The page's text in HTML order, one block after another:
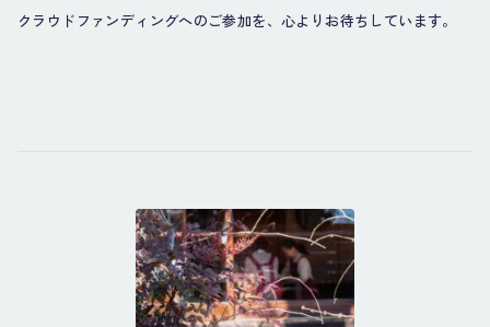
クラウドファンディングへのご参加を、心よりお待ちしています。